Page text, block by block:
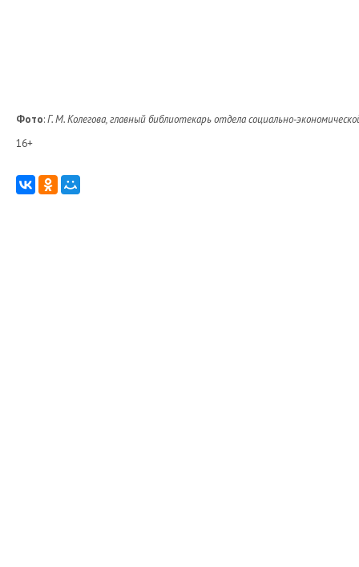
Фото:Г. М. Колегова, главный библиотекарь отдела социально-
16+